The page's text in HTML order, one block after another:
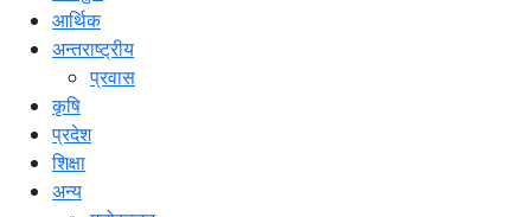
आर्थिक
अन्तराष्ट्रीय
प्रवास
कृषि
प्रदेश
शिक्षा
अन्य